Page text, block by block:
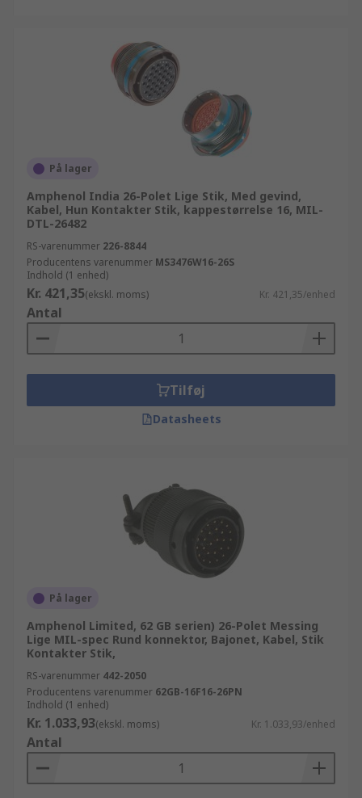
På lager
Amphenol India 26-Polet Lige Stik, Med gevind,
Kabel, Hun Kontakter Stik, kappestørrelse 16, MIL-
DTL-26482
RS-varenummer 226-8844
Producentens varenummer MS3476W16-26S
Indhold (1 enhed)
Kr. 421,35(ekskl. moms) Kr. 421,35/enhed
Antal
Tilføj
Datasheets
På lager
Amphenol Limited, 62 GB serien) 26-Polet Messing
Lige MIL-spec Rund konnektor, Bajonet, Kabel, Stik
Kontakter Stik,
RS-varenummer 442-2050
Producentens varenummer 62GB-16F16-26PN
Indhold (1 enhed)
Kr. 1.033,93(ekskl. moms) Kr. 1.033,93/enhed
Antal